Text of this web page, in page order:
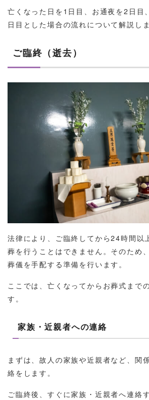
亡くなった日を1日目、お通夜を2日目
日目とした場合の流れについて解説しま
ご臨終（逝去）
法律により、ご臨終してから24時間以
葬を行うことはできません。そのため
葬儀を手配する準備を行います。
ここでは、亡くなってからお葬式まで
す。
家族・近親者への連絡
まずは、故人の家族や近親者など、関
絡をします。
ご臨終後、すぐに家族・近親者へ連絡